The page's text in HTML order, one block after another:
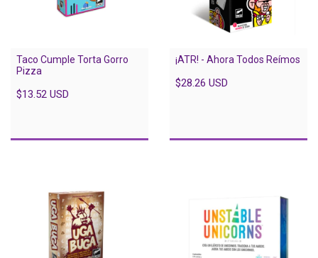
Taco Cumple Torta Gorro
Pizza
$13.52 USD
¡ATR! - Ahora Todos Reímos
$28.26 USD